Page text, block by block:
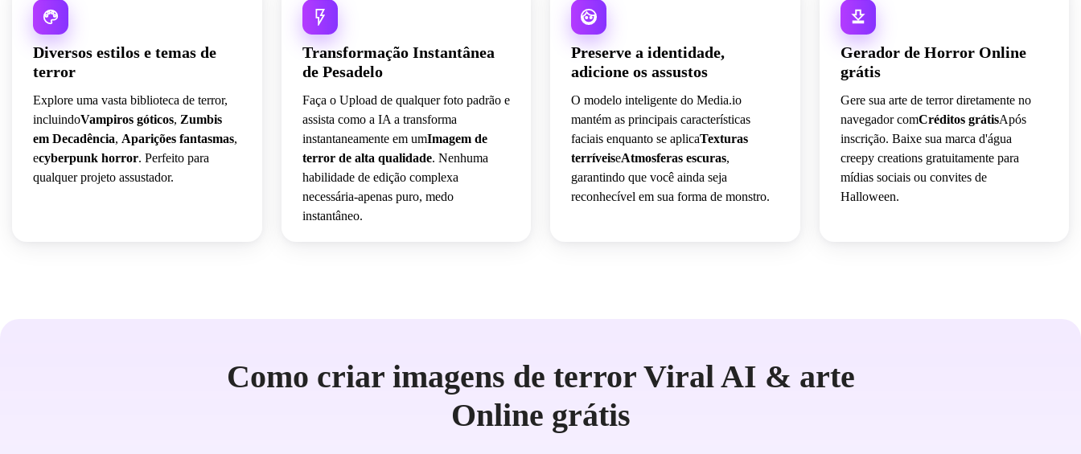
Diversos estilos e temas de
terror
Explore uma vasta biblioteca de terror,
incluindoVampiros góticos, Zumbis
em Decadência, Aparições fantasmas,
ecyberpunk horror. Perfeito para
qualquer projeto assustador.
Transformação Instantânea
de Pesadelo
Faça o Upload de qualquer foto padrão e
assista como a IA a transforma
instantaneamente em umImagem de
terror de alta qualidade. Nenhuma
habilidade de edição complexa
necessária-apenas puro, medo
instantâneo.
Preserve a identidade,
adicione os assustos
O modelo inteligente do Media.io
mantém as principais características
faciais enquanto se aplicaTexturas
terríveiseAtmosferas escuras,
garantindo que você ainda seja
reconhecível em sua forma de monstro.
Gerador de Horror Online
grátis
Gere sua arte de terror diretamente no
navegador comCréditos grátisApós
inscrição. Baixe sua marca d'água
creepy creations gratuitamente para
mídias sociais ou convites de
Halloween.
Como criar imagens de terror Viral AI & arte
Online grátis